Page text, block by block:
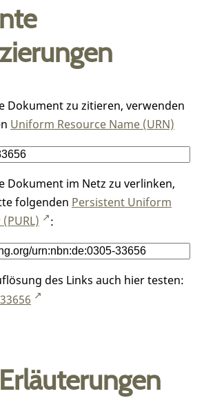
Dokument zu zitieren, verwenden
Uniform Resource Name (URN)
Dokument im Netz zu verlinken,
folgenden Persistent Uniform
:
des Links auch hier testen: